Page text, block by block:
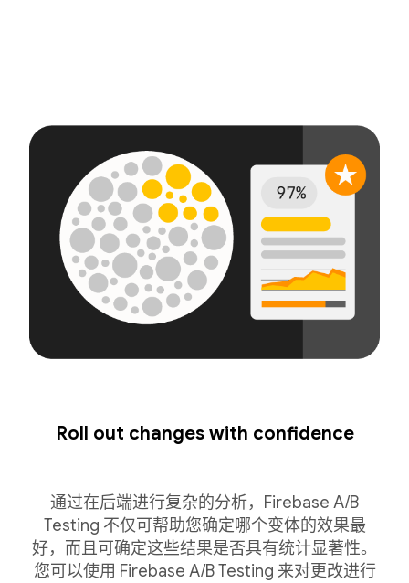
Roll out changes with confidence
通过在后端进行复杂的分析，Firebase A/B
Testing 不仅可帮助您确定哪个变体的效果最
好，而且可确定这些结果是否具有统计显著性。
您可以使用 Firebase A/B Testing 来对更改进行